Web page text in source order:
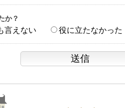
か？
言えない 役に立たなかった